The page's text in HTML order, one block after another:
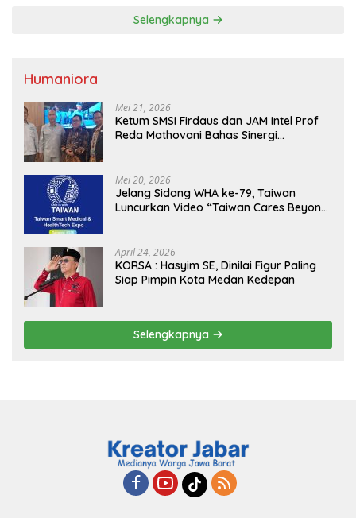
Selengkapnya
Humaniora
Mei 21, 2026
Ketum SMSI Firdaus dan JAM Intel Prof
Reda Mathovani Bahas Sinergi
MBG, Perkuat Pengawasan Program
Pemerintah
Mei 20, 2026
Jelang Sidang WHA ke-79, Taiwan
Luncurkan Video “Taiwan Cares Beyond
April 24, 2026
KORSA : Hasyim SE, Dinilai Figur Paling
Siap Pimpin Kota Medan Kedepan
Selengkapnya